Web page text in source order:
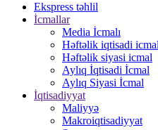
Ekspress təhlil
İcmallar
Media İcmalı
Həftəlik iqtisadi icmal
Həftəlik siyasi icmal
Aylıq İqtisadi İcmal
Aylıq Siyasi İcmal
İqtisadiyyat
Maliyyə
Makroiqtisadiyyat